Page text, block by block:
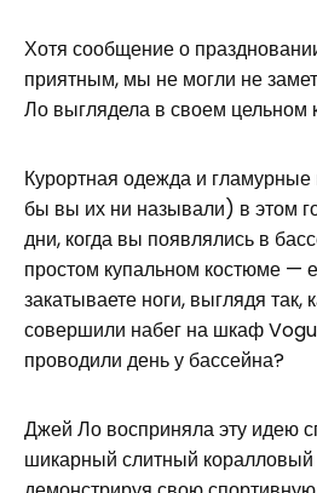
Хотя сообщение о
приятным, мы не могли не
Ло выглядела в своем цельном
Курортная одежда и гламурные
бы вы их ни называли) в этом
дни, когда вы появлялись в
простом купальном костюме —
закатываете ноги, выглядя так,
совершили набег на шкаф
проводили день у бассейна?
Джей Ло восприняла эту идею
шикарный слитный коралловый